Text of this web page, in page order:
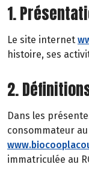
1.
Le site internet
histoire, ses
2.
Dans les
consommateur
immatriculée au